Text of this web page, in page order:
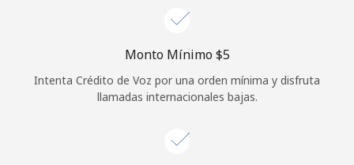
Monto Mínimo ⁦$5⁩
Intenta Crédito de Voz por una orden mínima y disfruta
llamadas internacionales bajas.